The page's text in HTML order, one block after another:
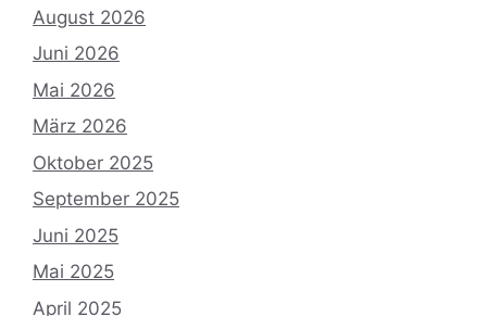
August 2026
Juni 2026
Mai 2026
März 2026
Oktober 2025
September 2025
Juni 2025
Mai 2025
April 2025